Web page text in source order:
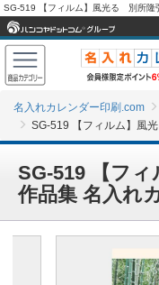
名入れカレンダー印刷.com
SG-519 【フィルム】風
SG-519 【フ
作品集 名入れ